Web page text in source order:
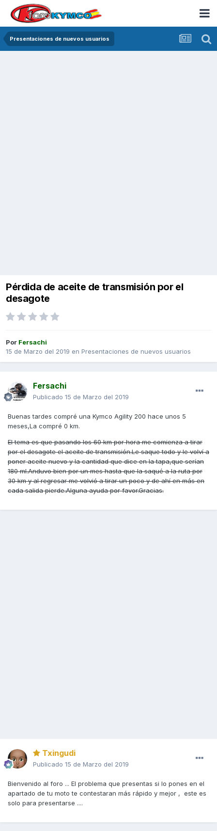
Presentaciones de nuevos usuarios
Pérdida de aceite de transmisión por el
desagote
Por Fersachi
15 de Marzo del 2019 en Presentaciones de nuevos usuarios
Fersachi
Publicado 15 de Marzo del 2019
Buenas tardes compré una Kymco Agility 200 hace unos 5
meses,La compré 0 km.
El tema es que pasando los 60 km por hora me comienza a tirar
por el desagote el aceite de transmisión.Le saque todo y le volví a
poner aceite nuevo y la cantidad que dice en la tapa,que serían
180 ml.Anduvo bien por un mes hasta que la saqué a la ruta por
30 km y al regresar me volvió a tirar un poco y de ahí en más en
cada salida pierde.Alguna ayuda por favor.Gracias.
Txingudi
Publicado 15 de Marzo del 2019
Bienvenido al foro ... El problema que presentas si lo pones en el
apartado de tu moto te contestaran más rápido y mejor , este es
solo para presentarse ....